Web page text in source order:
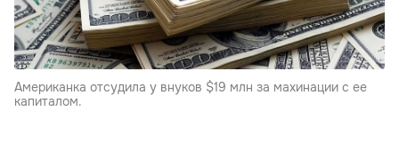
Американка отсудила у внуков $19 млн за махинации с ее
капиталом.